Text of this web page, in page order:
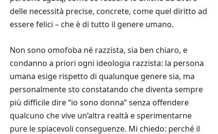
delle necessità precise, concrete, come quel diritto ad
essere felici – che è di tutto il genere umano.
Non sono omofoba né razzista, sia ben chiaro, e
condanno a priori ogni ideologia razzista: la persona
umana esige rispetto di qualunque genere sia, ma
personalmente sto constatando che diventa sempre
più difficile dire “io sono donna” senza offendere
qualcuno che vive un’altra realtà e sperimentarne
pure le spiacevoli conseguenze. Mi chiedo: perché il